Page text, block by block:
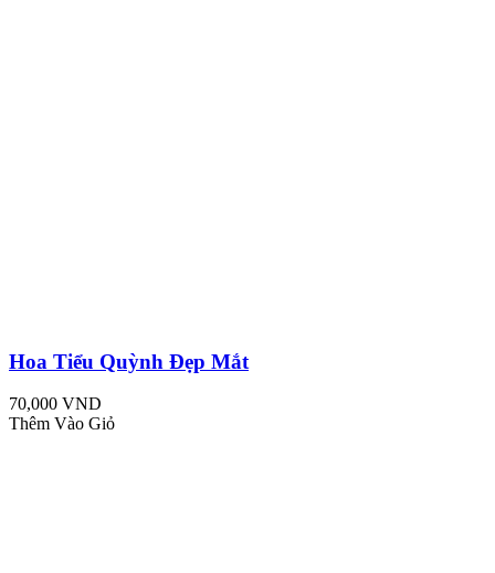
Hoa Tiểu Quỳnh Đẹp Mắt
70,000 VND
Thêm Vào Giỏ